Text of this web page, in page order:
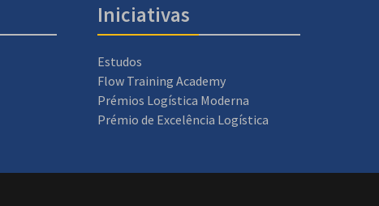
Iniciativas
Estudos
Flow Training Academy
Prémios Logística Moderna
Prémio de Excelência Logística